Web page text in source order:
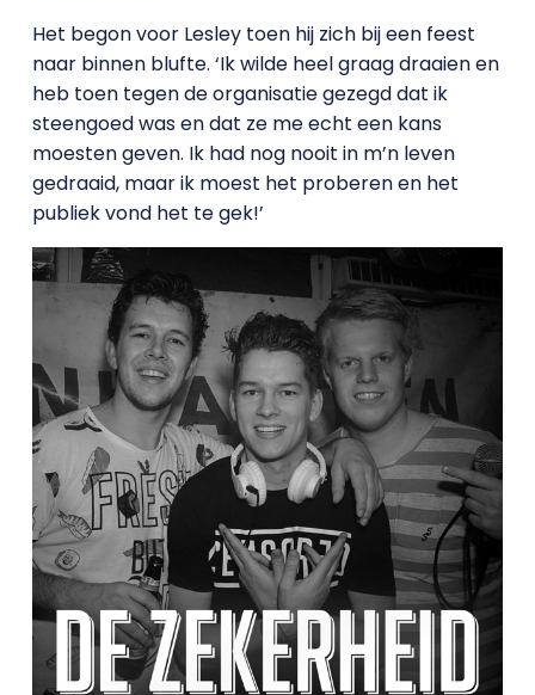
Het begon voor Lesley toen hij zich bij een feest
naar binnen blufte. ‘Ik wilde heel graag draaien en
heb toen tegen de organisatie gezegd dat ik
steengoed was en dat ze me echt een kans
moesten geven. Ik had nog nooit in m’n leven
gedraaid, maar ik moest het proberen en het
publiek vond het te gek!’